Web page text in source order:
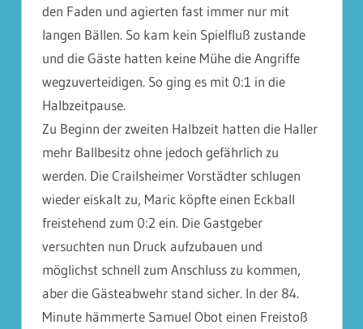
den Faden und agierten fast immer nur mit
langen Bällen. So kam kein Spielfluß zustande
und die Gäste hatten keine Mühe die Angriffe
wegzuverteidigen. So ging es mit 0:1 in die
Halbzeitpause.
Zu Beginn der zweiten Halbzeit hatten die Haller
mehr Ballbesitz ohne jedoch gefährlich zu
werden. Die Crailsheimer Vorstädter schlugen
wieder eiskalt zu, Maric köpfte einen Eckball
freistehend zum 0:2 ein. Die Gastgeber
versuchten nun Druck aufzubauen und
möglichst schnell zum Anschluss zu kommen,
aber die Gästeabwehr stand sicher. In der 84.
Minute hämmerte Samuel Obot einen Freistoß